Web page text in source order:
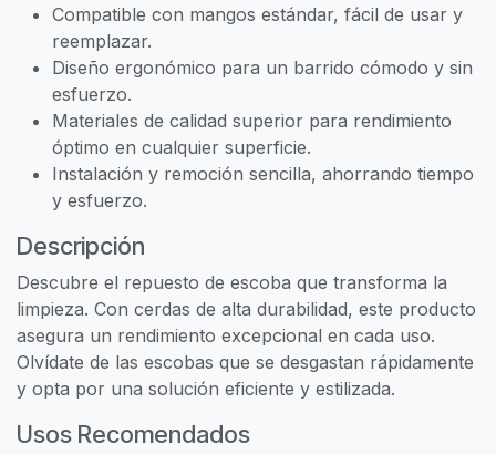
Compatible con mangos estándar, fácil de usar y
reemplazar.
Diseño ergonómico para un barrido cómodo y sin
esfuerzo.
Materiales de calidad superior para rendimiento
óptimo en cualquier superficie.
Instalación y remoción sencilla, ahorrando tiempo
y esfuerzo.
Descripción
Descubre el repuesto de escoba que transforma la
limpieza. Con cerdas de alta durabilidad, este producto
asegura un rendimiento excepcional en cada uso.
Olvídate de las escobas que se desgastan rápidamente
y opta por una solución eficiente y estilizada.
Usos Recomendados